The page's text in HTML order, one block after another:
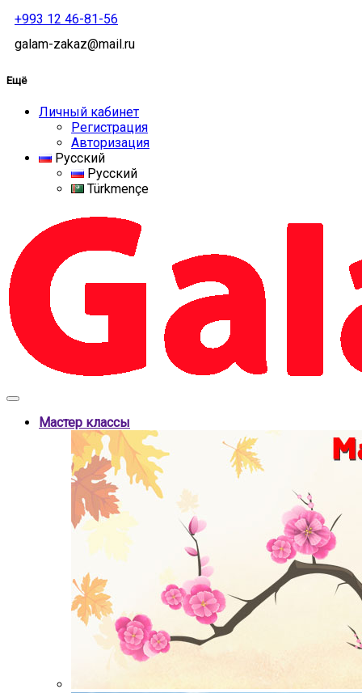
+993 12 46-81-56
galam-zakaz@mail.ru
Ещё
Личный кабинет
Регистрация
Авторизация
Русский
Русский
Türkmençe
Мастер классы